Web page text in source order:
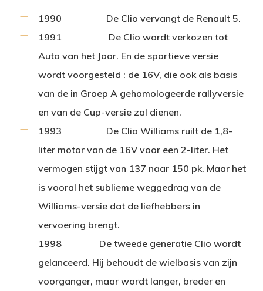
1990
De Clio vervangt de Renault 5.
1991De Clio wordt verkozen tot
Auto van het Jaar. En de sportieve versie
wordt voorgesteld : de 16V, die ook als basis
van de in Groep A gehomologeerde rallyversie
en van de Cup-versie zal dienen.
1993 De Clio Williams ruilt de 1,8-
liter motor van de 16V voor een 2-liter. Het
vermogen stijgt van 137 naar 150 pk. Maar het
is vooral het sublieme weggedrag van de
Williams-versie dat de liefhebbers in
vervoering brengt.
1998
De tweede generatie Clio wordt
gelanceerd. Hij behoudt de wielbasis van zijn
voorganger, maar wordt langer, breder en